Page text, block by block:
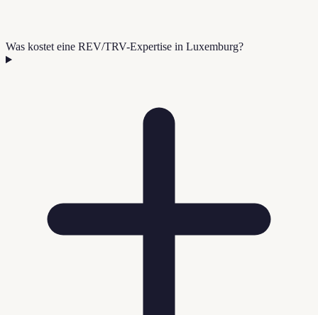
Was kostet eine REV/TRV-Expertise in Luxemburg?